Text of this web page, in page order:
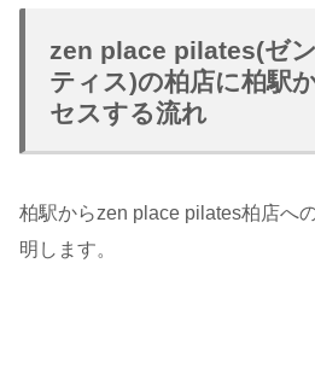
zen place pilates(ゼ
ティス)の柏店に柏駅
セスする流れ
柏駅からzen place pilates柏店へ
明します。